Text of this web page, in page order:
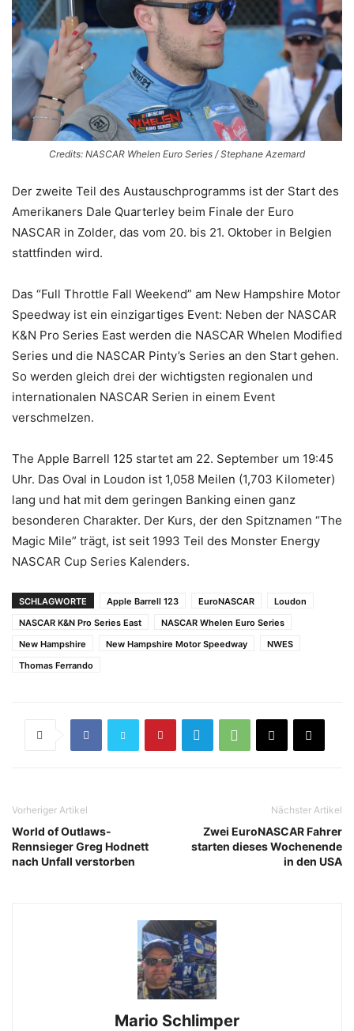
Credits: NASCAR Whelen Euro Series / Stephane Azemard
Der zweite Teil des Austauschprogramms ist der Start des
Amerikaners Dale Quarterley beim Finale der Euro
NASCAR in Zolder, das vom 20. bis 21. Oktober in Belgien
stattfinden wird.
Das “Full Throttle Fall Weekend” am New Hampshire Motor
Speedway ist ein einzigartiges Event: Neben der NASCAR
K&N Pro Series East werden die NASCAR Whelen Modified
Series und die NASCAR Pinty’s Series an den Start gehen.
So werden gleich drei der wichtigsten regionalen und
internationalen NASCAR Serien in einem Event
verschmelzen.
The Apple Barrell 125 startet am 22. September um 19:45
Uhr. Das Oval in Loudon ist 1,058 Meilen (1,703 Kilometer)
lang und hat mit dem geringen Banking einen ganz
besonderen Charakter. Der Kurs, der den Spitznamen “The
Magic Mile” trägt, ist seit 1993 Teil des Monster Energy
NASCAR Cup Series Kalenders.
SCHLAGWORTE Apple Barrell 123 EuroNASCAR
Loudon
NASCAR K&N Pro Series East
NASCAR Whelen Euro Series
New Hampshire
New Hampshire Motor Speedway
NWES
Thomas Ferrando
Vorheriger Artikel
World of Outlaws-
Rennsieger Greg Hodnett
nach Unfall verstorben
Nächster Artikel
Zwei EuroNASCAR Fahrer
starten dieses Wochenende
in den USA
Mario Schlimper